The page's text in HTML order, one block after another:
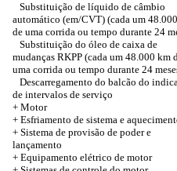
Substituição de líquido de câmbio
automático (em/CVT) (cada um
de uma corrida ou tempo durante 24
Substituição do óleo de caixa de
mudanças RKPP (cada um 48.000 km
uma corrida ou tempo durante 24
Descarregamento do balcão do
de intervalos de serviço
+ Motor
+ Esfriamento de sistema e
+ Sistema de provisão de poder e
lançamento
+ Equipamento elétrico de motor